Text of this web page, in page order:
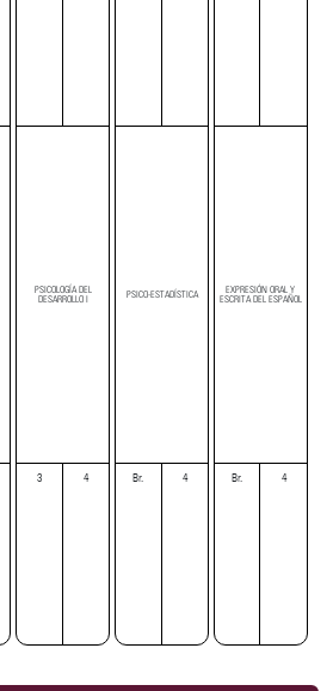
PSICOLOGÍA DEL
DESARROLLO I
3 4
PSICO-ESTADÍSTICA
Br. 4
EXPRESIÓN ORAL Y
ESCRITA DEL ESPAÑOL
Br. 4